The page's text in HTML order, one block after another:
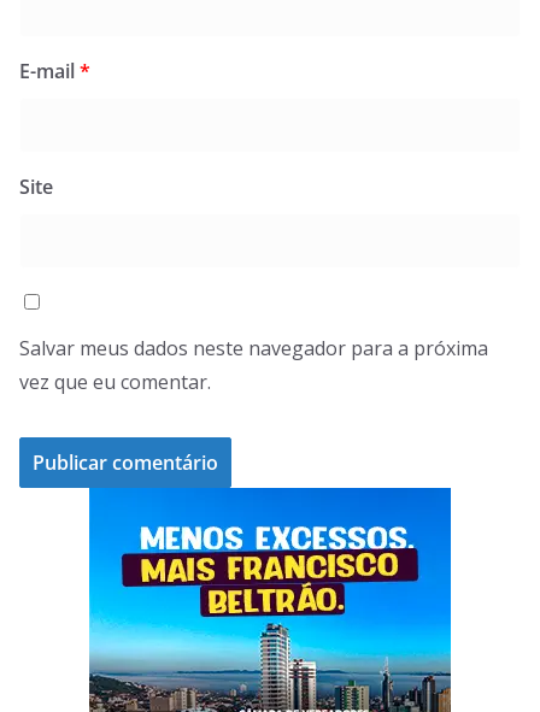
E-mail*
Site
Salvar meus dados neste navegador para a próxima
vez que eu comentar.